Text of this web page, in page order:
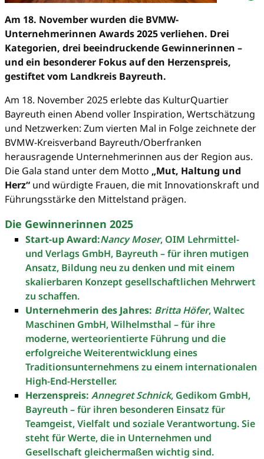
Am 18. November wurden die BVMW-
Unternehmerinnen Awards 2025 verliehen. Drei
Kategorien, drei beeindruckende Gewinnerinnen –
und ein besonderer Fokus auf den Herzenspreis,
gestiftet vom Landkreis Bayreuth.
Am 18. November 2025 erlebte das KulturQuartier
Bayreuth einen Abend voller Inspiration, Wertschätzung
und Netzwerken: Zum vierten Mal in Folge zeichnete der
BVMW-Kreisverband Bayreuth/Oberfranken
herausragende Unternehmerinnen aus der Region aus.
Die Gala stand unter dem Motto „Mut, Haltung und
Herz“ und würdigte Frauen, die mit Innovationskraft und
Führungsstärke den Mittelstand prägen.
Die Gewinnerinnen 2025
Start-up Award:Nancy Moser, OIM Lehrmittel-
und Verlags GmbH, Bayreuth – für ihren mutigen
Ansatz, Bildung neu zu denken und mit einem
skalierbaren Konzept gesellschaftlichen Mehrwert
zu schaffen.
Unternehmerin des Jahres: Britta Höfer, Waltec
Maschinen GmbH, Wilhelmsthal – für ihre
moderne, werteorientierte Führung und die
erfolgreiche Weiterentwicklung eines
Traditionsunternehmens zu einem internationalen
High-End-Hersteller.
Herzenspreis:Annegret Schnick, Gedikom GmbH,
Bayreuth – für ihren besonderen Einsatz für
Teamgeist, Vielfalt und soziale Verantwortung. Sie
steht für Werte, die in Unternehmen und
Gesellschaft gleichermaßen wichtig sind.